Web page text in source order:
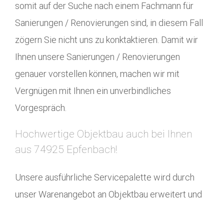
somit auf der Suche nach einem Fachmann für
Sanierungen / Renovierungen sind, in diesem Fall
zögern Sie nicht uns zu konktaktieren. Damit wir
Ihnen unsere Sanierungen / Renovierungen
genauer vorstellen können, machen wir mit
Vergnügen mit Ihnen ein unverbindliches
Vorgespräch.
Hochwertige Objektbau auch bei Ihnen
aus 74925 Epfenbach!
Unsere ausführliche Servicepalette wird durch
unser Warenangebot an Objektbau erweitert und